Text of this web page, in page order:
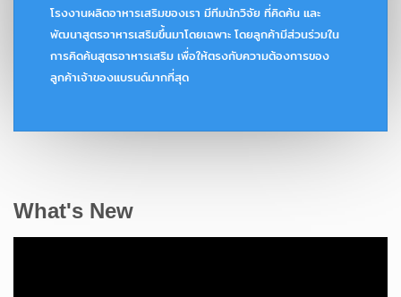
โรงงานผลิตอาหารเสริมของเรา มีทีมนักวิจัย ที่คิดค้น และ
พัฒนาสูตรอาหารเสริมขึ้นมาโดยเฉพาะ โดยลูกค้ามีส่วนร่วมใน
การคิดค้นสูตรอาหารเสริม เพื่อให้ตรงกับความต้องการของ
ลูกค้าเจ้าของแบรนด์มากที่สุด
What's New